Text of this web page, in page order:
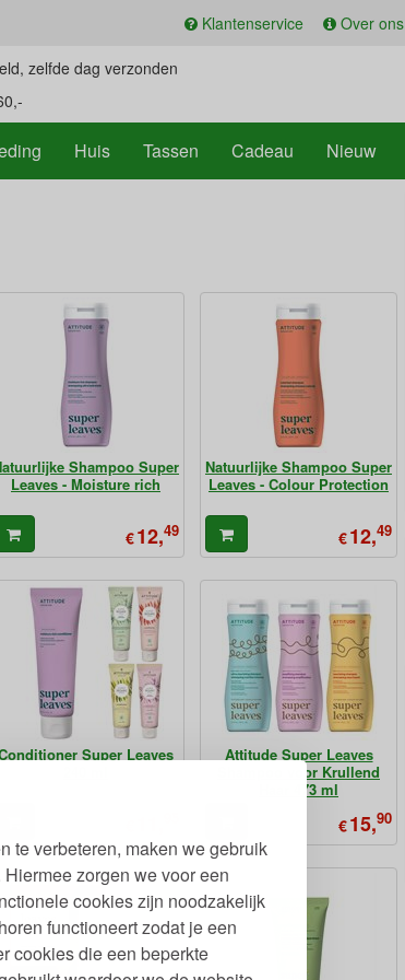
te verbeteren, maken we gebruik
zorgen we voor een
cookies zijn noodzakelijk
functioneert zodat je een
cookies die een beperkte
Klantenservice Over ons
zelfde dag verzonden
Huis Tassen Cadeau Nieuw
Shampoo Super
Leaves - Moisture rich
€12,49
Natuurlijke Shampoo Super
Leaves - Colour Protection
€12,49
Super Leaves
Attitude Super Leaves
Shampoo voor Krullend
Haar 473 ml
€15,90